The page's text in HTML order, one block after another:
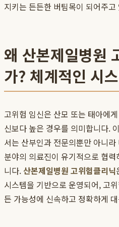
지키는 든든한 버팀목이 되어주고
왜 산본제일병원
가? 체계적인 시
고위험 임신은 산모 또는 태아에
신보다 높은 경우를 의미합니다.
서는 산부인과 전문의뿐만 아니
분야의 의료진이 유기적으로 협
니다. 산본제일병원 고위험클리닉
시스템을 기반으로 운영되어, 고
든 가능성에 신속하고 정확하게